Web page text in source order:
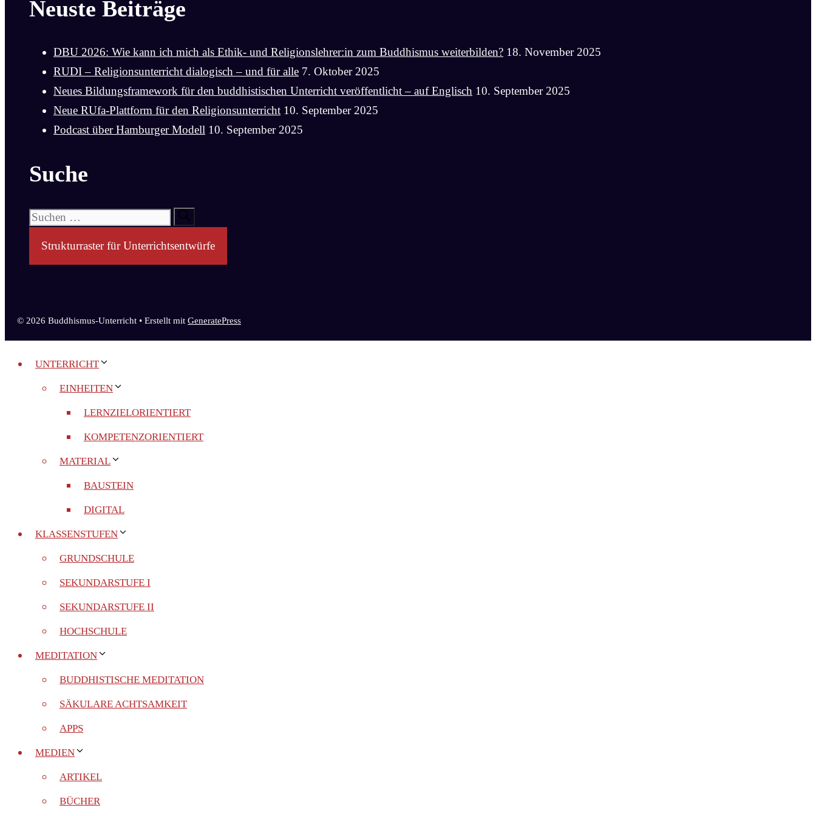
Neuste Beiträge
DBU 2026: Wie kann ich mich als Ethik- und Religionslehrer:in zum Buddhismus weiterbilden? 18. November 2025
RUDI – Religionsunterricht dialogisch – und für alle 7. Oktober 2025
Neues Bildungsframework für den buddhistischen Unterricht veröffentlicht – auf Englisch 10. September 2025
Neue RUfa-Plattform für den Religionsunterricht 10. September 2025
Podcast über Hamburger Modell 10. September 2025
Suche
Suchen
Strukturraster für Unterrichtsentwürfe
© 2026 Buddhismus-Unterricht • Erstellt mit GeneratePress
UNTERRICHT
EINHEITEN
LERNZIELORIENTIERT
KOMPETENZORIENTIERT
MATERIAL
BAUSTEIN
DIGITAL
KLASSENSTUFEN
GRUNDSCHULE
SEKUNDARSTUFE I
SEKUNDARSTUFE II
HOCHSCHULE
MEDITATION
BUDDHISTISCHE MEDITATION
SÄKULARE ACHTSAMKEIT
APPS
MEDIEN
ARTIKEL
BÜCHER